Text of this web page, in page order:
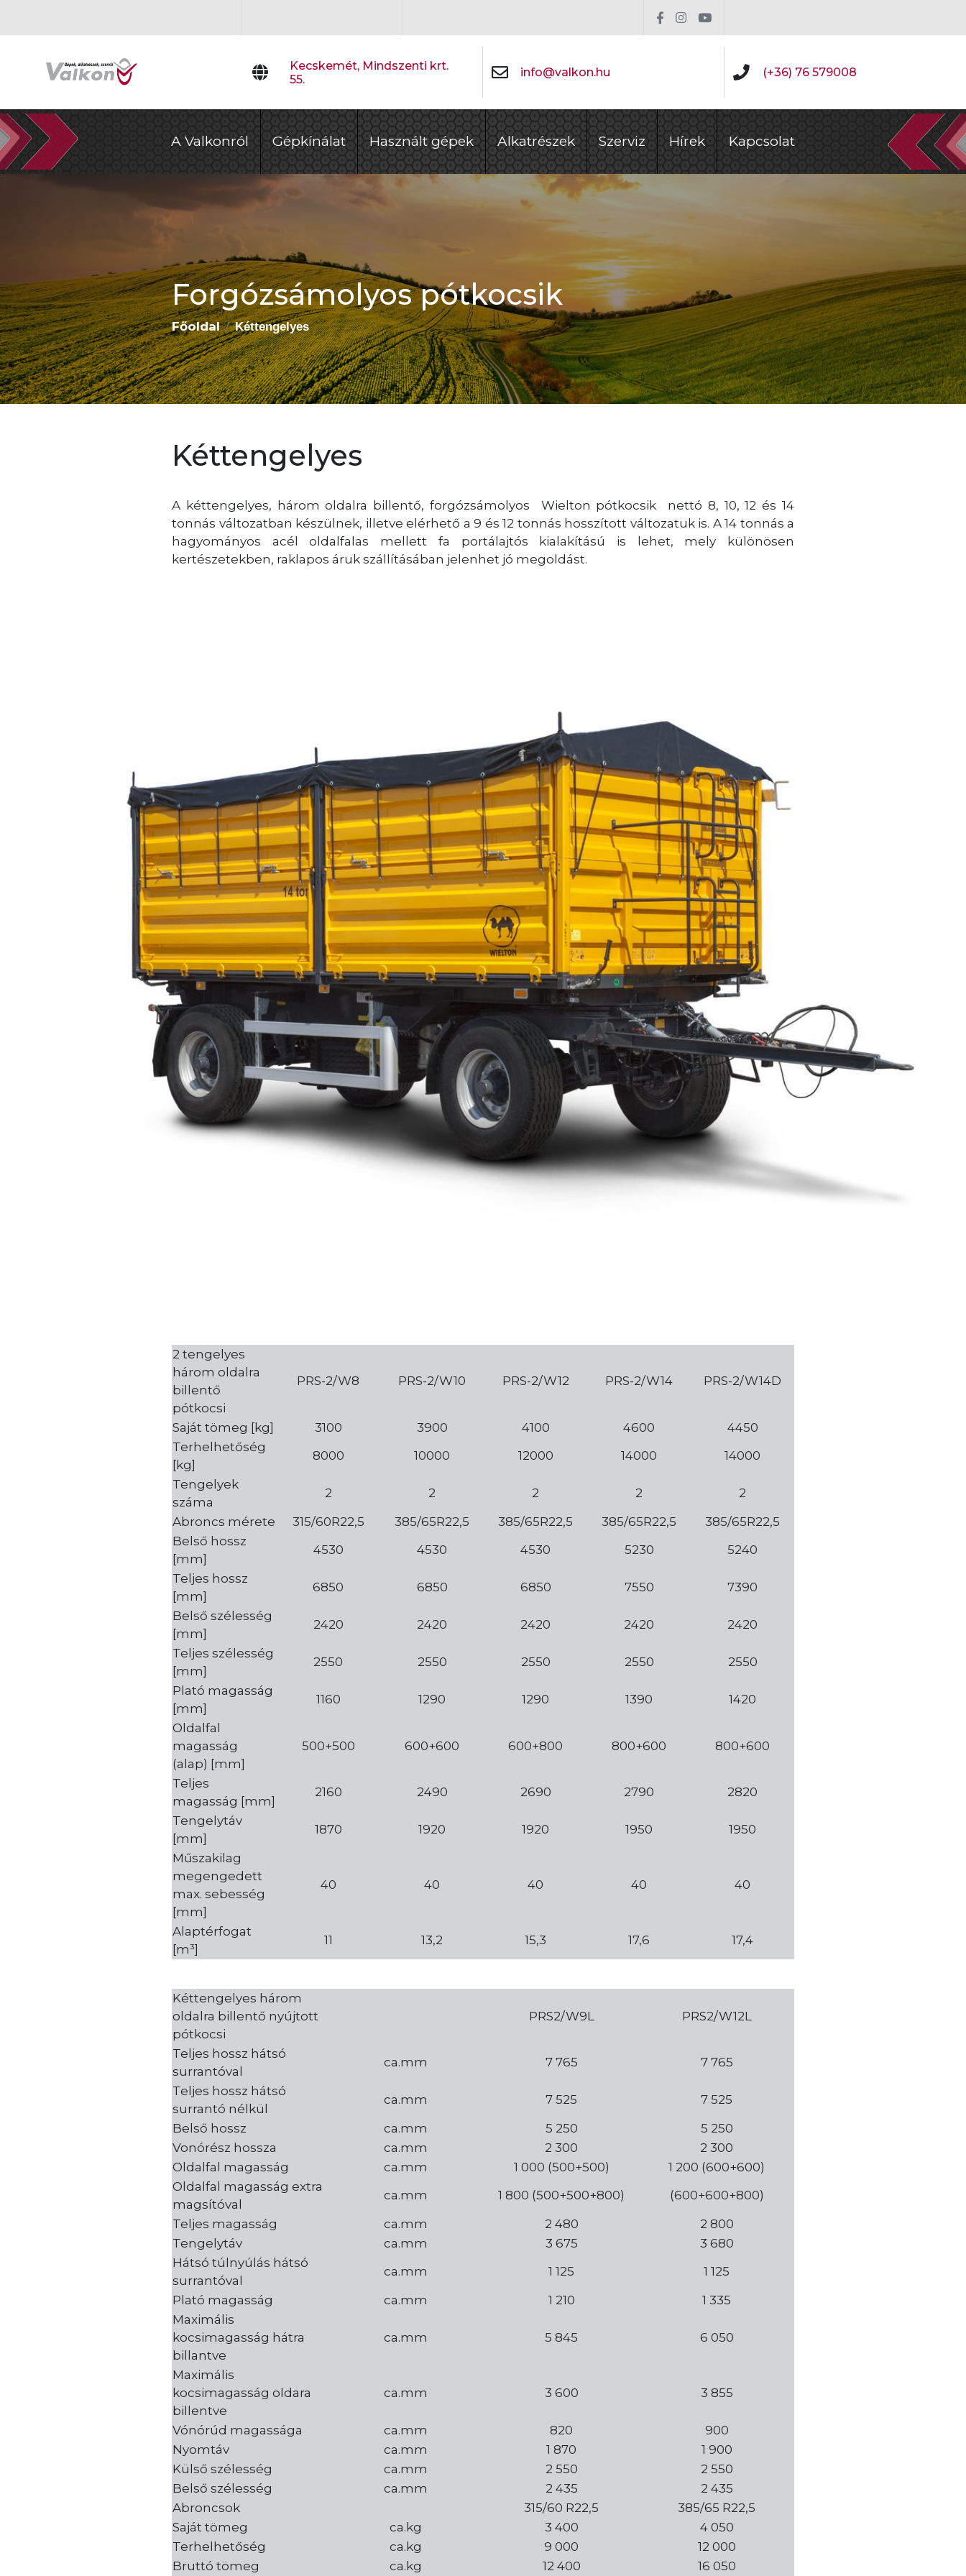
Kecskemét, Mindszenti krt.
55.
info@valkon.hu (+36) 76 579008
A Valkonról Gépkínálat Használt gépek Alkatrészek Szerviz Hírek Kapcsolat
Forgózsámolyos pótkocsik
Főoldal Kéttengelyes
Kéttengelyes
A kéttengelyes, három oldalra billentő, forgózsámolyos Wielton pótkocsik nettó 8, 10, 12 és 14
tonnás változatban készülnek, illetve elérhető a 9 és 12 tonnás hosszított változatuk is. A 14 tonnás a
hagyományos acél oldalfalas mellett fa portálajtós kialakítású is lehet, mely különösen
kertészetekben, raklapos áruk szállításában jelenhet jó megoldást.
2 tengelyes
három oldalra
billentő
pótkocsi
PRS-2/W8 PRS-2/W10 PRS-2/W12 PRS-2/W14 PRS-2/W14D
Saját tömeg [kg] 3100 3900 4100 4600
4450
Terhelhetőség
[kg]
8000 10000 12000 14000
14000
Tengelyek
száma
2 2 2 2
2
Abroncs mérete
315/60R22,5 385/65R22,5 385/65R22,5 385/65R22,5
385/65R22,5
Belső hossz
[mm]
4530 4530 4530 5230
5240
Teljes hossz
[mm]
6850 6850 6850 7550
7390
Belső szélesség
[mm]
2420 2420 2420 2420
2420
Teljes szélesség
[mm]
2550 2550 2550 2550
2550
Plató magasság
[mm]
1160 1290 1290 1390
1420
Oldalfal
magasság
(alap) [mm]
500+500 600+600 600+800 800+600 800+600
Teljes
magasság [mm]
2160 2490 2690 2790
2820
Tengelytáv
[mm]
1870 1920 1920 1950
1950
Műszakilag
megengedett
max. sebesség
[mm]
40 40 40 40 40
Alaptérfogat
[m³]
11 13,2 15,3 17,6 17,4
Kéttengelyes három
oldalra billentő nyújtott
pótkocsi
PRS2/W9L PRS2/W12L
Teljes hossz hátsó
surrantóval
ca.mm 7 765
7 765
Teljes hossz hátsó
surrantó nélkül
ca.mm 7 525
7 525
Belső hossz
ca.mm 5 250
5 250
Vonórész hossza
ca.mm 2 300
2 300
Oldalfal magasság
ca.mm 1 000 (500+500)
1 200 (600+600)
Oldalfal magasság extra
magsítóval
ca.mm 1 800 (500+500+800)
(600+600+800)
Teljes magasság
ca.mm 2 480
2 800
Tengelytáv
ca.mm 3 675
3 680
Hátsó túlnyúlás hátsó
surrantóval
ca.mm 1 125
1 125
Plató magasság
ca.mm 1 210
1 335
Maximális
kocsimagasság hátra
billantve
ca.mm 5 845 6 050
Maximális
kocsimagasság oldara
billentve
ca.mm 3 600 3 855
Vónórúd magassága ca.mm 820
900
Nyomtáv
ca.mm 1 870
1 900
Külső szélesség
ca.mm 2 550
2 550
Belső szélesség
ca.mm 2 435
2 435
Abroncsok
315/60 R22,5
385/65 R22,5
Saját tömeg
ca.kg 3 400
4 050
Terhelhetőség
ca.kg 9 000
12 000
Bruttó tömeg
ca.kg 12 400 16 050